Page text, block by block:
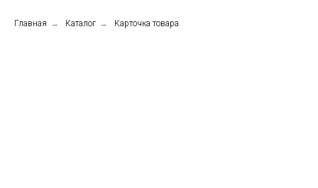
Главная → Каталог → Карточка товара